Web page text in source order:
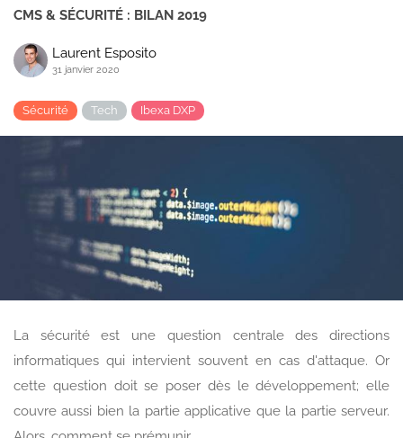
CMS & SÉCURITÉ : BILAN 2019
Laurent Esposito
31 janvier 2020
Sécurité Tech Ibexa DXP
La sécurité est une question centrale des directions
informatiques qui intervient souvent en cas d'attaque. Or
cette question doit se poser dès le développement; elle
couvre aussi bien la partie applicative que la partie serveur.